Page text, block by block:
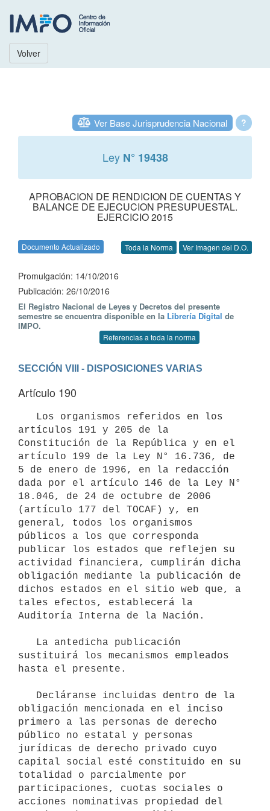
Volver
?
Ver Base Jurisprudencia Nacional
Ley N° 19438
APROBACION DE RENDICION DE CUENTAS Y
BALANCE DE EJECUCION PRESUPUESTAL.
EJERCICIO 2015
Documento Actualizado Toda la Norma Ver Imagen del D.O.
Promulgación: 14/10/2016
Publicación: 26/10/2016
El Registro Nacional de Leyes y Decretos del presente
semestre se encuentra disponible en la Librería Digital de
IMPO.
Referencias a toda la norma
SECCIÓN VIII - DISPOSICIONES VARIAS
Artículo 190
artículos 191 y 205 de la
Constitución de la República y en el
artículo 199 de la Ley N° 16.736, de
5 de enero de 1996, en la redacción
dada por el artículo 146 de la Ley N°
18.046, de 24 de octubre de 2006
(artículo 177 del TOCAF) y, en
general, todos los organismos
públicos a los que corresponda
publicar los estados que reflejen su
actividad financiera, cumplirán dicha
obligación mediante la publicación de
dichos estados en el sitio web que, a
tales efectos, establecerá la
Auditoría Interna de la Nación.
sustituirá los mecanismos empleados
hasta el presente.
obligación mencionada en el inciso
primero a las personas de derecho
público no estatal y personas
jurídicas de derecho privado cuyo
capital social esté constituido en su
totalidad o parcialmente por
participaciones, cuotas sociales o
acciones nominativas propiedad del